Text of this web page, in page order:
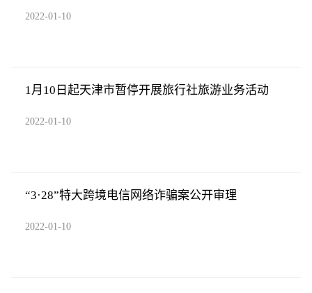
2022-01-10
1月10日起天津市暂停开展旅行社旅游业务活动
2022-01-10
“3·28”特大跨境电信网络诈骗案公开审理
2022-01-10